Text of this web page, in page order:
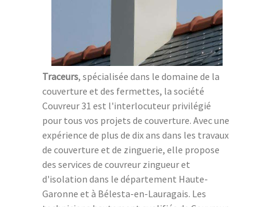
Traceurs, spécialisée dans le domaine de la
couverture et des fermettes, la société
Couvreur 31 est l'interlocuteur privilégié
pour tous vos projets de couverture. Avec une
expérience de plus de dix ans dans les travaux
de couverture et de zinguerie, elle propose
des services de couvreur zingueur et
d'isolation dans le département Haute-
Garonne et à Bélesta-en-Lauragais. Les